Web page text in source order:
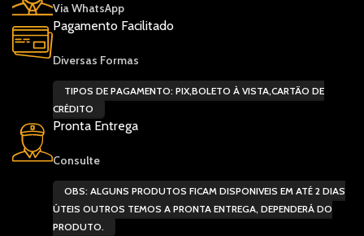
formado sobre o substrato, é
totalmente translúcido, e de
elevada resistência. Esta
proteção é biologicamente
antialérgica. A aplicação do
banho de proteção mantém a
qualidade da camada de ouro
ou prata aplicados
anteriormente, sem interferir
no brilho, bem como na cor
do depósito. Pode ser
operado em gancheiras,
tambor ou sistema de rolete.
Via WhatsApp
Pagamento Facilitado
Diversas Formas
TIPOS DE PAGAMENTO: PIX,BOLETO À VISTA,CARTÃO DE
CRÉDITO
Pronta Entrega
Consulte
OBS: ALGUNS PRODUTOS FICAM DISPONIVEIS EM ATÉ 2 DIAS
ÚTEIS OUTROS TEMOS A PRONTA ENTREGA, DEPENDERÁ DO
PRODUTO.